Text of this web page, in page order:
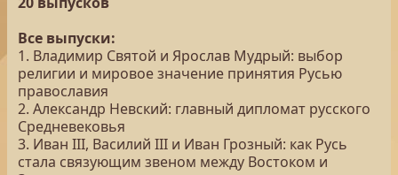
Все выпуски:
1. Владимир Святой и Ярослав Мудрый: выбор
религии и мировое значение принятия Русью
православия
2. Александр Невский: главный дипломат русского
Средневековья
3. Иван III, Василий III и Иван Грозный: как Русь
стала связующим звеном между Востоком и